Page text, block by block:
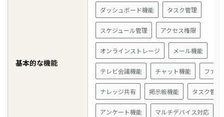
基本的な機能
ダッシュボード機能 タスク管理
スケジュール管理 アクセス権限
オンラインストレージ メール機能
テレビ会議機能 チャット機能 ファイ
ナレッジ共有 掲示板機能 タスク管理
アンケート機能 マルチデバイス対応